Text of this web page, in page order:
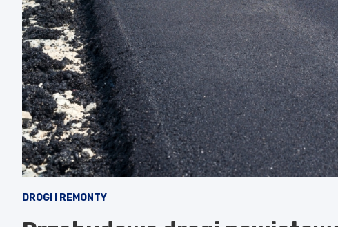
DROGI I REMONTY